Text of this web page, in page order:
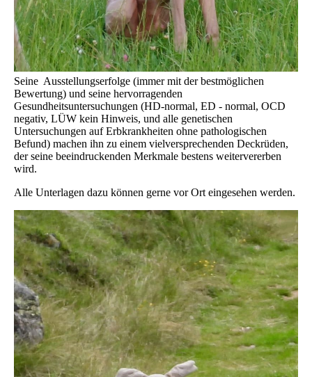
Seine Ausstellungserfolge (immer mit der bestmöglichen
Bewertung) und seine hervorragenden
Gesundheitsuntersuchungen (HD-normal, ED - normal, OCD
negativ, LÜW kein Hinweis, und alle genetischen
Untersuchungen auf Erbkrankheiten ohne pathologischen
Befund) machen ihn zu einem vielversprechenden Deckrüden,
der seine beeindruckenden Merkmale bestens weitervererben
wird.
Alle Unterlagen dazu können gerne vor Ort eingesehen werden.